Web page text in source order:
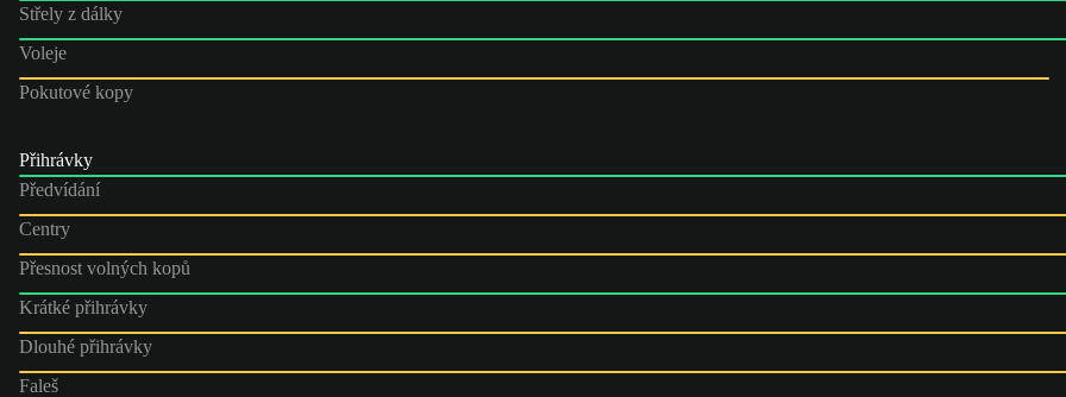
Střely z dálky
Voleje
Pokutové kopy
Přihrávky
Předvídání
Centry
Přesnost volných kopů
Krátké přihrávky
Dlouhé přihrávky
Faleš